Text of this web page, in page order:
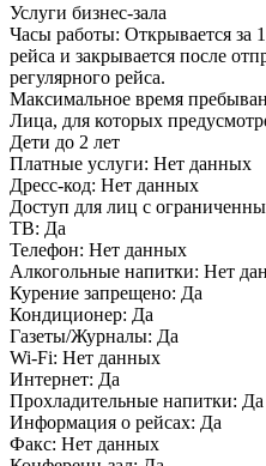
Услуги бизнес-зала
Часы работы: Открывается за
рейса и закрывается после
регулярного рейса.
Максимальное время
Лица, для которых
Дети до 2 лет
Платные услуги: Нет данных
Дресс-код: Нет данных
Доступ для лиц с
ТВ: Да
Телефон: Нет данных
Алкогольные напитки: Нет
Курение запрещено: Да
Кондиционер: Да
Газеты/Журналы: Да
Wi-Fi: Нет данных
Интернет: Да
Прохладительные напитки: Да
Информация о рейсах: Да
Факс: Нет данных